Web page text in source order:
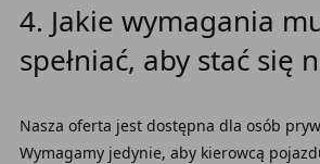
4. Jakie wymagania
spełniać, aby stać się
Nasza oferta jest dostępna dla osób
Wymagamy jedynie, aby kierowcą